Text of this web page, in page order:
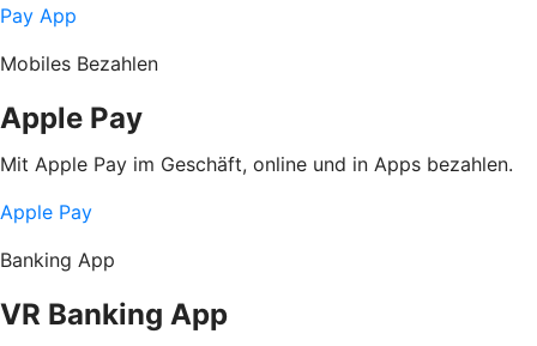
Pay App
Mobiles Bezahlen
Apple Pay
Mit Apple Pay im Geschäft, online und in Apps bezahlen.
Apple Pay
Banking App
VR Banking App